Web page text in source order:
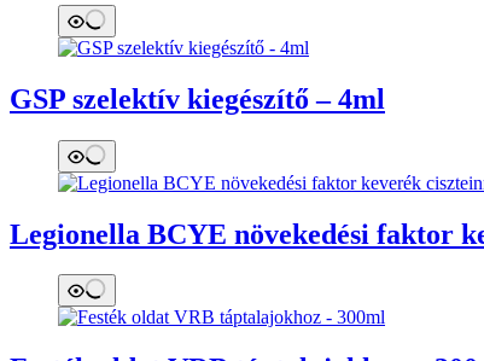
GSP szelektív kiegészítő – 4ml
Legionella BCYE növekedési faktor